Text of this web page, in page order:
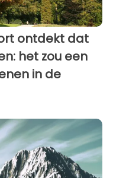
ontdekt dat
het zou een
in de